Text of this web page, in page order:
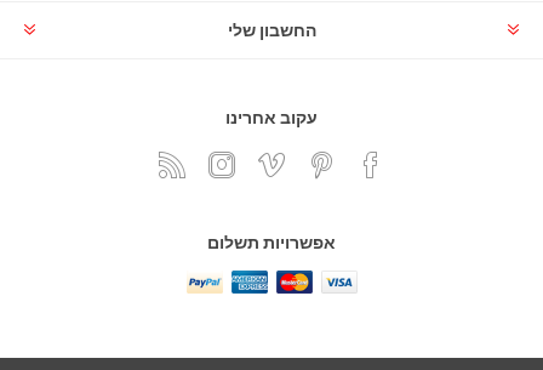
החשבון שלי
עקוב אחרינו
אפשרויות תשלום